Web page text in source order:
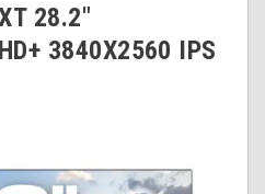
28.2"
3840X2560 IPS